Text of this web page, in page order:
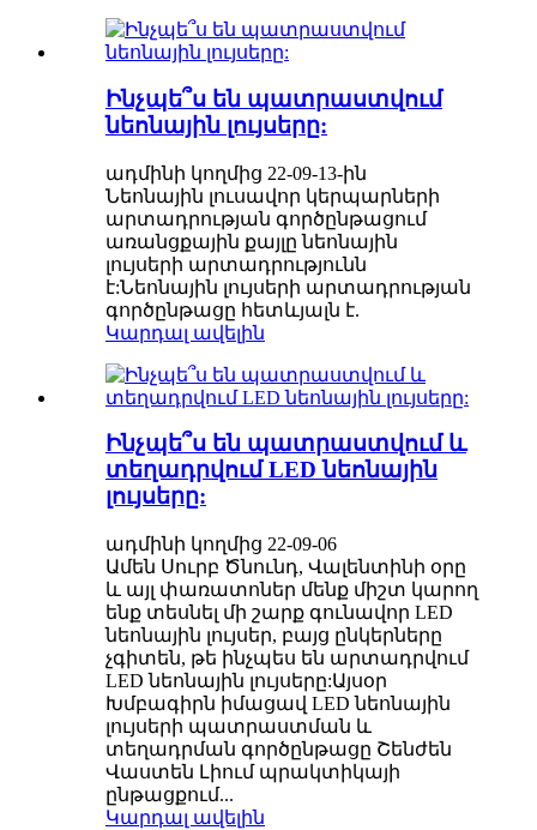
Ինչպե՞ս են պատրաստվում
նեոնային լույսերը:
ադմինի կողմից 22-09-13-ին
Նեոնային լուսավոր կերպարների
արտադրության գործընթացում
առանցքային քայլը նեոնային
լույսերի արտադրությունն
է:Նեոնային լույսերի արտադրության
գործընթացը հետևյալն է.
Կարդալ ավելին
Ինչպե՞ս են պատրաստվում և
տեղադրվում LED նեոնային
լույսերը:
ադմինի կողմից 22-09-06
Ամեն Սուրբ Ծնունդ, Վալենտինի օրը
և այլ փառատոներ մենք միշտ կարող
ենք տեսնել մի շարք գունավոր LED
նեոնային լույսեր, բայց ընկերները
չգիտեն, թե ինչպես են արտադրվում
LED նեոնային լույսերը:Այսօր
Խմբագիրն իմացավ LED նեոնային
լույսերի պատրաստման և
տեղադրման գործընթացը Շենժեն
Վաստեն Լիում պրակտիկայի
ընթացքում...
Կարդալ ավելին